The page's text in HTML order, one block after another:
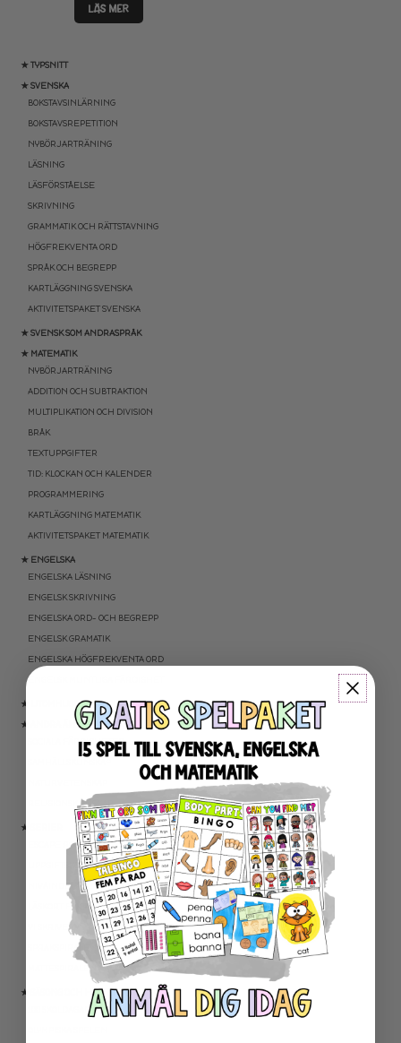
★ TYPSNITT
★ SVENSKA
BOKSTAVSINLÄRNING
BOKSTAVSREPETITION
NYBÖRJARTRÄNING
LÄSNING
LÄSFÖRSTÅELSE
SKRIVNING
GRAMMATIK OCH RÄTTSTAVNING
HÖGFREKVENTA ORD
SPRÅK OCH BEGREPP
KARTLÄGGNING SVENSKA
AKTIVITETSPAKET SVENSKA
★ SVENSK SOM ANDRASPRÅK
★ MATEMATIK
NYBÖRJARTRÄNING
ADDITION OCH SUBTRAKTION
MULTIPLIKATION OCH DIVISION
BRÅK
TEXTUPPGIFTER
TID: KLOCKAN OCH KALENDER
PROGRAMMERING
KARTLÄGGNING MATEMATIK
AKTIVITETSPAKET MATEMATIK
★ ENGELSKA
ENGELSKA LÄSNING
ENGELSK SKRIVNING
ENGELSKA ORD- OCH BEGREPP
ENGELSK GRAMATIK
ENGELSKA HÖGFREKVENTA ORD
ENGELSK MUNTLIGA FÄRDIGHET
★ UTOMHUSPEDAGOGIK
★ ANDRA ÄMNEN
SOCIALA FÄRDIGHETER
RELIGIONSKUNSKAP
★ SERIER
ESCAPE ROOMS
UPPGIFTSKORT SVENSKA
NIVÅINDELADE LÄSTEXTER
LÄSKORT FAKTA
VI SKRIVER
SPRÅKSPIRALEN
MATTESPIRALEN
★ SÄSONG OCH HÖGTIDER
100 SKOLDAGAR
LÄS MER